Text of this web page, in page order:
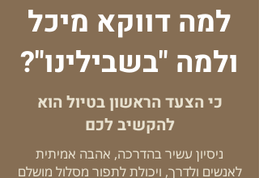
למה דווקא מיכל
ולמה "בשבילינו"?
כי הצעד הראשון בטיול הוא
להקשיב לכם
ניסיון עשיר בהדרכה, אהבה אמיתית
לאנשים ולדרך, ויכולת לתפור מסלול מושלם